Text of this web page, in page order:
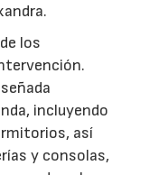
los
incluyendo
así
y consolas,